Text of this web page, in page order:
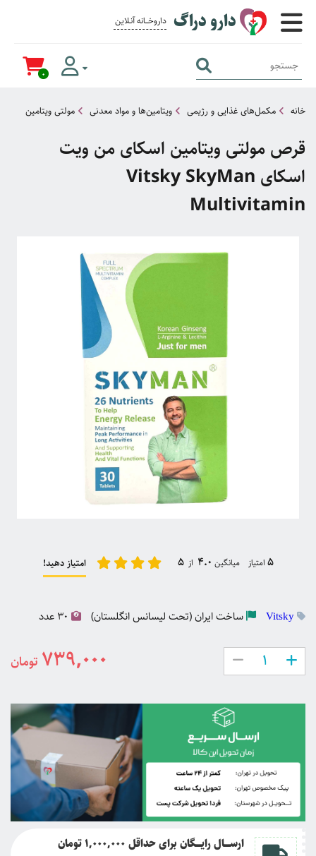
دارو دراگ داروخــــانه آنــلاین برای همــه
0
خانه مکمل‌های غذایی و رژیمی ویتامین‌ها و مواد معدنی مولتی ویتامین
قرص مولتی ویتامین اسکای من ویت
اسکای Vitsky SkyMan
Multivitamin
5 امتیاز میانگین 4.0 از5 امتیاز دهید!
Vitsky ساختایران (تحت لیسانس انگلستان)
739,000 تومان
ارســــال رایــــگان برای حداقل 1,000,000 تومان